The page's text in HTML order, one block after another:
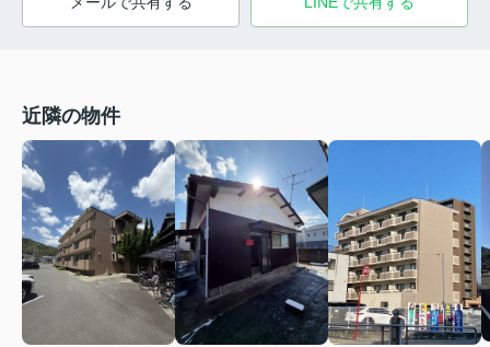
近隣の物件